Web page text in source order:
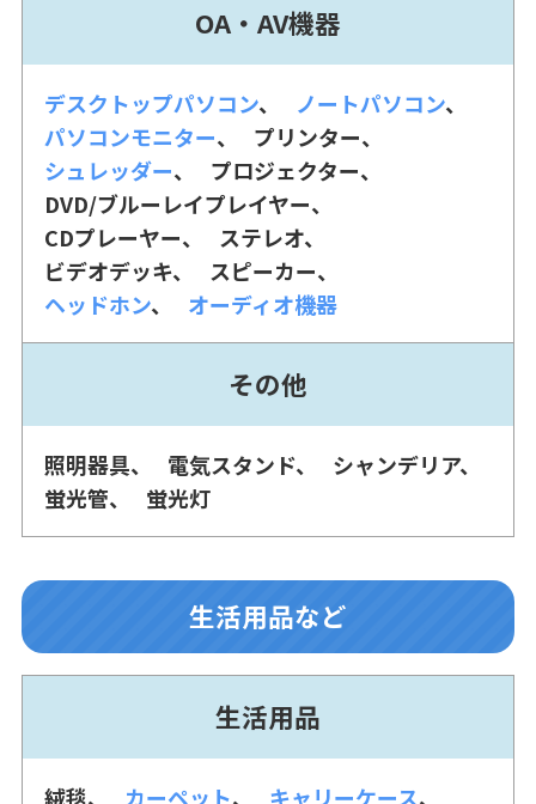
OA・AV機器
デスクトップパソコン
ノートパソコン
パソコンモニター
プリンター
シュレッダー
プロジェクター
DVD/ブルーレイプレイヤー
CDプレーヤー
ステレオ
ビデオデッキ
スピーカー
ヘッドホン
オーディオ機器
その他
照明器具 電気スタンド
シャンデリア
蛍光管
蛍光灯
生活用品など
生活用品
絨毯 カーペット
キャリーケース